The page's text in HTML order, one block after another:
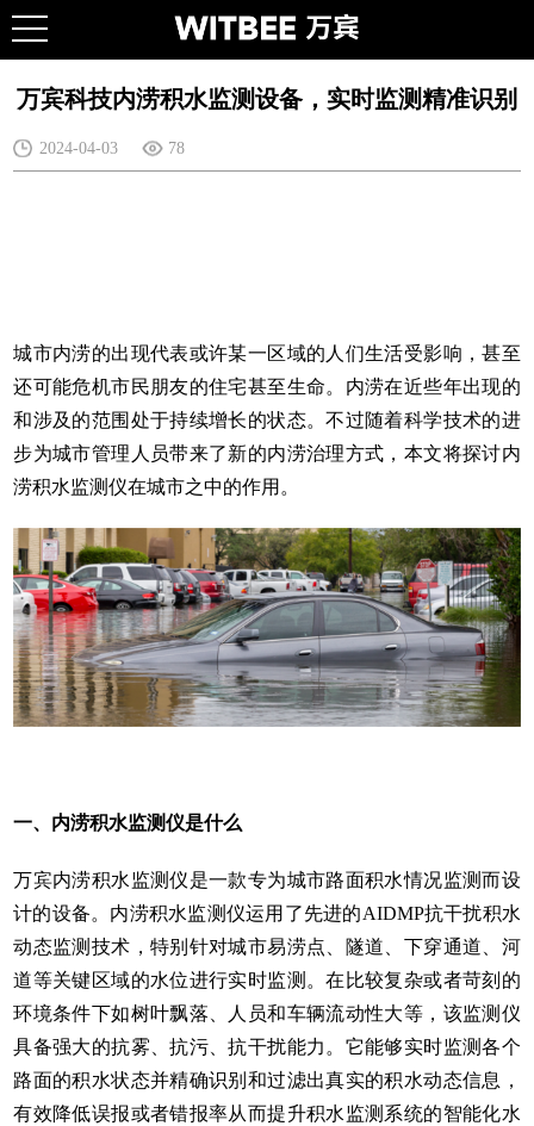
万宾科技内涝积水监测设备，实时监测精准识别
2024-04-03 78
城市内涝的出现代表或许某一区域的人们生活受影响，甚至
还可能危机市民朋友的住宅甚至生命。内涝在近些年出现的
和涉及的范围处于持续增长的状态。不过随着科学技术的进
步为城市管理人员带来了新的内涝治理方式，本文将探讨内
涝积水监测仪在城市之中的作用。
一、内涝积水监测仪是什么
万宾内涝积水监测仪是一款专为城市路面积水情况监测而设
计的设备。内涝积水监测仪运用了先进的AIDMP抗干扰积水
动态监测技术，特别针对城市易涝点、隧道、下穿通道、河
道等关键区域的水位进行实时监测。在比较复杂或者苛刻的
环境条件下如树叶飘落、人员和车辆流动性大等，该监测仪
具备强大的抗雾、抗污、抗干扰能力。它能够实时监测各个
路面的积水状态并精确识别和过滤出真实的积水动态信息，
有效降低误报或者错报率从而提升积水监测系统的智能化水